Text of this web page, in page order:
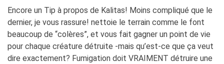
Encore un Tip à propos de Kalitas! Moins compliqué que le
dernier, je vous rassure! nettoie le terrain comme le font
beaucoup de “colères”, et vous fait gagner un point de vie
pour chaque créature détruite -mais qu’est-ce que ça veut
dire exactement? Fumigation doit VRAIMENT détruire une